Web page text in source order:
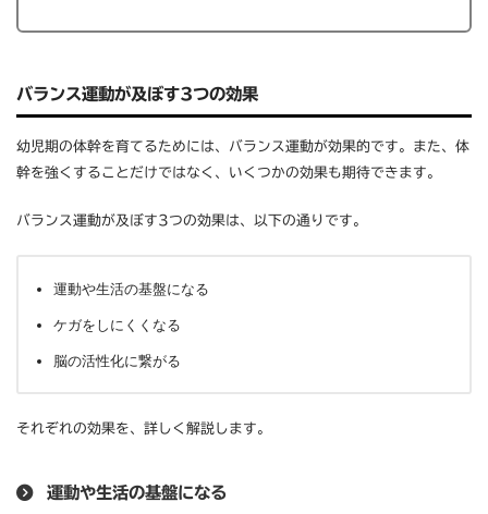
バランス運動が及ぼす3つの効果
幼児期の体幹を育てるためには、バランス運動が効果的です。また、体
幹を強くすることだけではなく、いくつかの効果も期待できます。
バランス運動が及ぼす3つの効果は、以下の通りです。
運動や生活の基盤になる
ケガをしにくくなる
脳の活性化に繋がる
それぞれの効果を、詳しく解説します。
運動や生活の基盤になる